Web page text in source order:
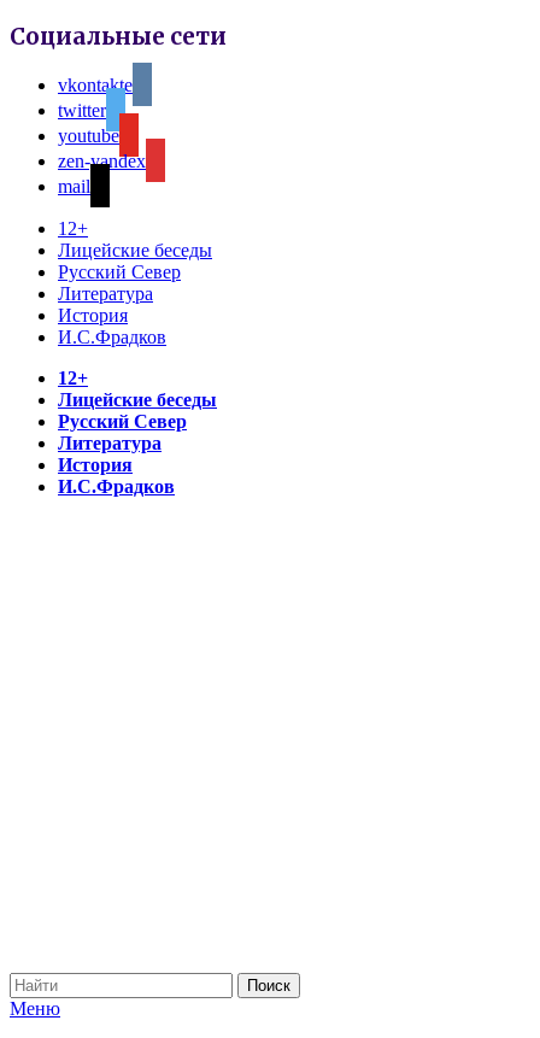
Социальные сети
vkontakte
twitter
youtube
zen-yandex
mail
12+
Лицейские беседы
Русский Север
Литература
История
И.С.Фрадков
12+
Лицейские беседы
Русский Север
Литература
История
И.С.Фрадков
Меню